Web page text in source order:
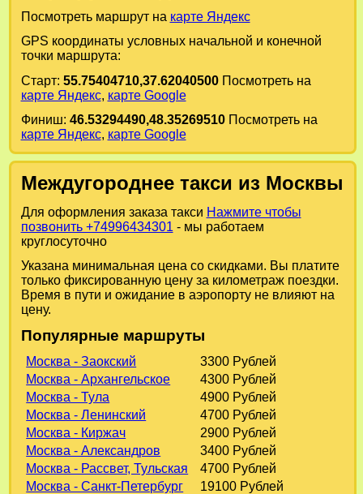
Посмотреть маршрут на карте Яндекс
GPS координаты условных начальной и конечной
точки маршрута:
Старт: 55.75404710,37.62040500Посмотреть на
карте Яндекс, карте Google
Финиш: 46.53294490,48.35269510Посмотреть на
карте Яндекс, карте Google
Междугороднее такси из Москвы
Для оформления заказа такси Нажмите чтобы
позвонить +74996434301 - мы работаем
круглосуточно
Указана минимальная цена со скидками. Вы платите
только фиксированную цену за километраж поездки.
Время в пути и ожидание в аэропорту не влияют на
цену.
Популярные маршруты
Москва - Заокский
3300 Рублей
Москва - Архангельское
4300 Рублей
Москва - Тула
4900 Рублей
Москва - Ленинский
4700 Рублей
Москва - Киржач
2900 Рублей
Москва - Александров
3400 Рублей
Москва - Рассвет, Тульская
4700 Рублей
Москва - Санкт-Петербург
19100 Рублей